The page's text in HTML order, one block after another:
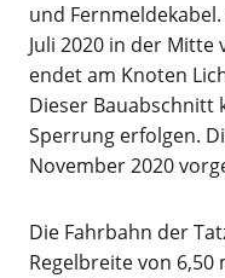
und
Juli 2020 in der
endet am Knoten
Dieser Bauabschnitt
Sperrung erfolgen.
November 2020
Die Fahrbahn der
Regelbreite von